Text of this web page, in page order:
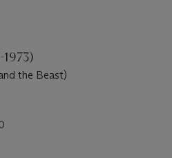
1973)
the Beast)